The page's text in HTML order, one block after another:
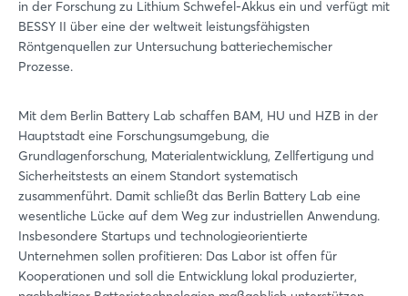
in der Forschung zu Lithium Schwefel-Akkus ein und verfügt mit
BESSY II über eine der weltweit leistungsfähigsten
Röntgenquellen zur Untersuchung batteriechemischer
Prozesse.
Mit dem Berlin Battery Lab schaffen BAM, HU und HZB in der
Hauptstadt eine Forschungsumgebung, die
Grundlagenforschung, Materialentwicklung, Zellfertigung und
Sicherheitstests an einem Standort systematisch
zusammenführt. Damit schließt das Berlin Battery Lab eine
wesentliche Lücke auf dem Weg zur industriellen Anwendung.
Insbesondere Startups und technologieorientierte
Unternehmen sollen profitieren: Das Labor ist offen für
Kooperationen und soll die Entwicklung lokal produzierter,